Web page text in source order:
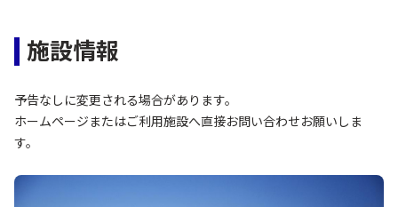
施設情報
予告なしに変更される場合があります。
ホームページまたはご利用施設へ直接お問い合わせお願いしま
す。